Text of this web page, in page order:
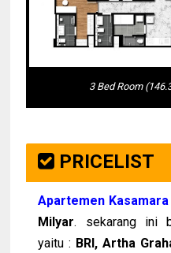
3 Bed Room
PRICELIST
Apartemen Kasamara
Milyar. sekarang ini
yaitu : BRI, Artha